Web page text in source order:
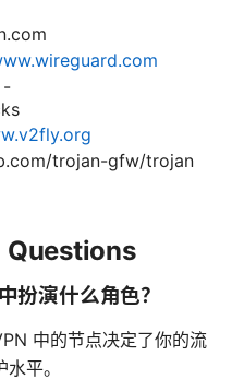
-
trojan-gfw/trojan
Questions
扮演什么角色？
中的节点决定了你的流
平。